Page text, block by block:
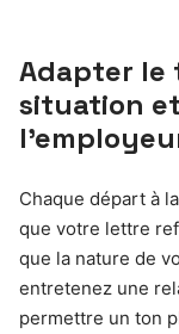
Adapter le
situation
Chaque départ à
que votre lettre
que la nature de
entretenez une
permettre un ton